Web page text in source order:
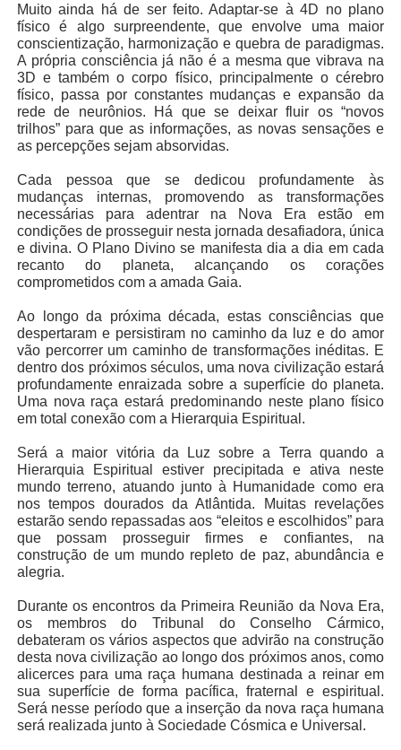
Muito ainda há de ser feito. Adaptar-se à 4D no plano
físico é algo surpreendente, que envolve uma maior
conscientização, harmonização e quebra de paradigmas.
A própria consciência já não é a mesma que vibrava na
3D e também o corpo físico, principalmente o cérebro
físico, passa por constantes mudanças e expansão da
rede de neurônios. Há que se deixar fluir os “novos
trilhos” para que as informações, as novas sensações e
as percepções sejam absorvidas.
Cada pessoa que se dedicou profundamente às
mudanças internas, promovendo as transformações
necessárias para adentrar na Nova Era estão em
condições de prosseguir nesta jornada desafiadora, única
e divina. O Plano Divino se manifesta dia a dia em cada
recanto do planeta, alcançando os corações
comprometidos com a amada Gaia.
Ao longo da próxima década, estas consciências que
despertaram e persistiram no caminho da luz e do amor
vão percorrer um caminho de transformações inéditas. E
dentro dos próximos séculos, uma nova civilização estará
profundamente enraizada sobre a superfície do planeta.
Uma nova raça estará predominando neste plano físico
em total conexão com a Hierarquia Espiritual.
Será a maior vitória da Luz sobre a Terra quando a
Hierarquia Espiritual estiver precipitada e ativa neste
mundo terreno, atuando junto à Humanidade como era
nos tempos dourados da Atlântida. Muitas revelações
estarão sendo repassadas aos “eleitos e escolhidos” para
que possam prosseguir firmes e confiantes, na
construção de um mundo repleto de paz, abundância e
alegria.
Durante os encontros da Primeira Reunião da Nova Era,
os membros do Tribunal do Conselho Cármico,
debateram os vários aspectos que advirão na construção
desta nova civilização ao longo dos próximos anos, como
alicerces para uma raça humana destinada a reinar em
sua superfície de forma pacífica, fraternal e espiritual.
Será nesse período que a inserção da nova raça humana
será realizada junto à Sociedade Cósmica e Universal.